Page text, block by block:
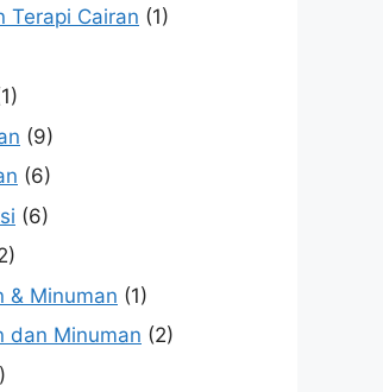
Terapi Cairan (1)
(9)
(6)
(6)
& Minuman (1)
dan Minuman (2)